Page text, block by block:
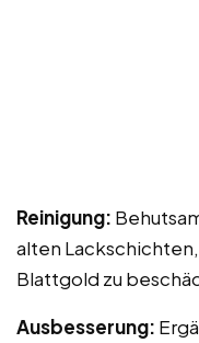
Reinigung:
alten
Blattgold zu
Ausbesserung: